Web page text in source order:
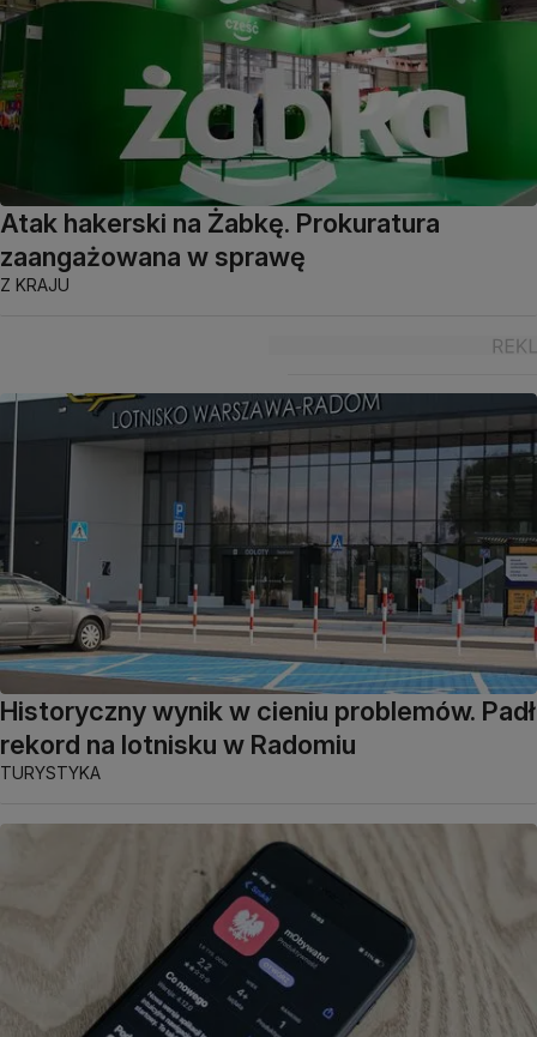
Atak hakerski na Żabkę. Prokuratura
zaangażowana w sprawę
Z KRAJU
Historyczny wynik w cieniu problemów. Padł
rekord na lotnisku w Radomiu
TURYSTYKA